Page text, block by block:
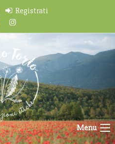
Registrati
Menu